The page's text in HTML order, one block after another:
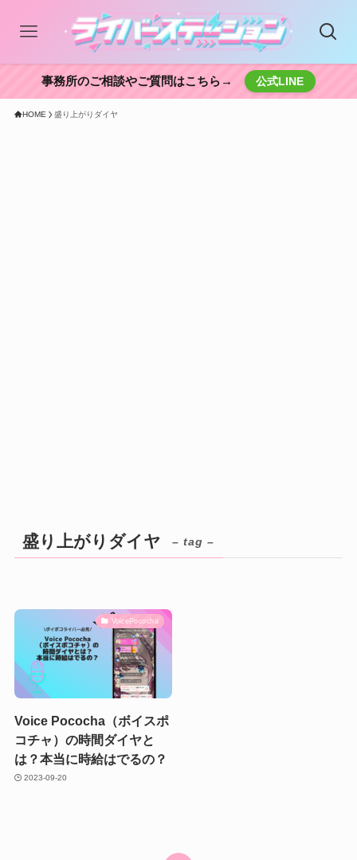
事務所のご相談やご質問はこちら→ 公式LINE
HOME 盛り上がりダイヤ
盛り上がりダイヤ – tag –
VoicePococha
Voice Pococha（ボイスポ
コチャ）の時間ダイヤと
は？本当に時給はでるの？
2023-09-20